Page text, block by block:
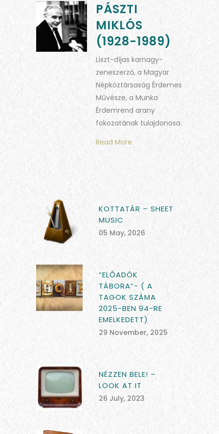
PÁSZTI
MIKLÓS
(1928-1989)
Liszt-díjas karnagy-
zeneszerző, a Magyar
Népköztársaság Érdemes
Művésze, a Munka
Érdemrend arany
fokozatának tulajdonosa.
Read More
KOTTATÁR – SHEET
MUSIC
05 May, 2026
“ELŐADÓK
TÁBORA”- ( A
TAGOK SZÁMA
2025-BEN 94-RE
EMELKEDETT)
29 November, 2025
NÉZZEN BELE! –
LOOK AT IT
26 July, 2023